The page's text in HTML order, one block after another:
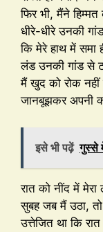
फिर भी, मैंने
धीरे-धीरे उनकी
कि मेरे हाथ में समा
लंड उनकी गांड से
मैं खुद को रोक नहीं
जानबूझकर अपनी
इसे भी पढ़ें गुस्से
रात को नींद में
सुबह जब मैं उठा,
उत्तेजित था कि